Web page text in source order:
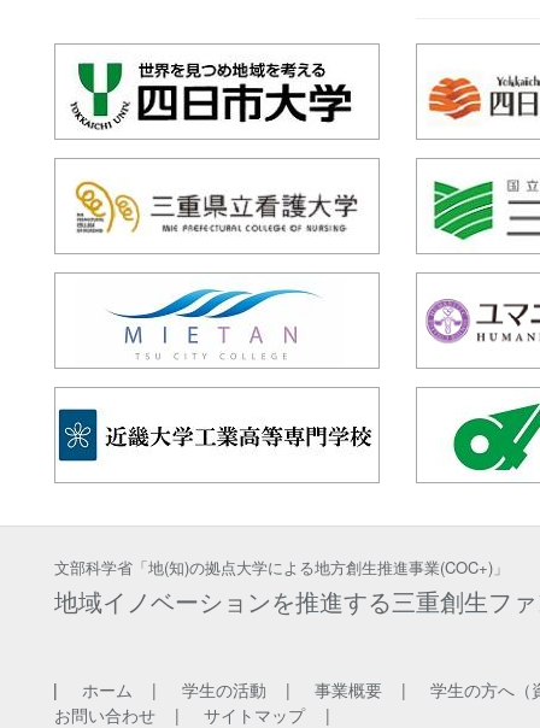
文部科学省「地(知)の拠点大学による地方創生推進事業(COC+)」
地域イノベーションを推進する三重創生フ
ホーム 学生の活動 事業概要
学生の方へ（
お問い合わせ
サイトマップ